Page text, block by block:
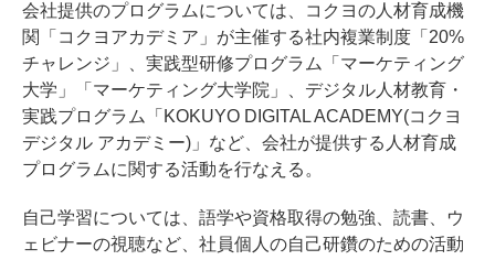
会社提供のプログラムについては、コクヨの人材育成機
関「コクヨアカデミア」が主催する社内複業制度「20%
チャレンジ」、実践型研修プログラム「マーケティング
大学」「マーケティング大学院」、デジタル人材教育・
実践プログラム「KOKUYO DIGITAL ACADEMY(コクヨ
デジタル アカデミー)」など、会社が提供する人材育成
プログラムに関する活動を行なえる。
自己学習については、語学や資格取得の勉強、読書、ウ
ェビナーの視聴など、社員個人の自己研鑽のための活動